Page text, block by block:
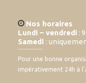
Nos horaires
Lundi – vendredi :
Samedi :
Pour une bonne
impérativement 24h à